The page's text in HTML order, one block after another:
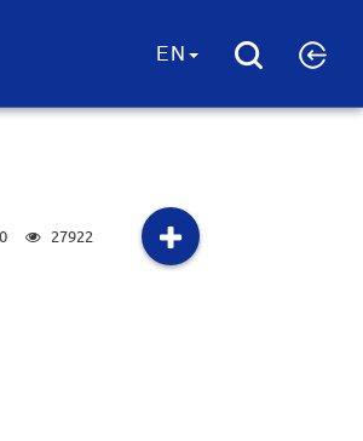
EN
0 27922